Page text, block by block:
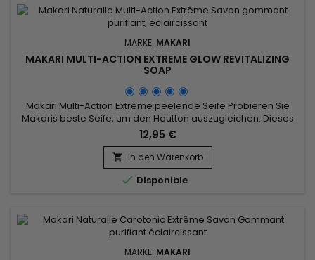
MARKE: MAKARI
MAKARI MULTI-ACTION EXTREME GLOW REVITALIZING
SOAP
Makari Multi-Action Extrême peelende Seife Probieren Sie
Makaris beste Seife, um den Hautton auszugleichen. Dieses
mit Öl angereicherte Feuchtigkeitsriegel mit dreifacher
Wirkung tonisiert und nährt die Haut, während es Unreinheiten
und Ablagerungen entfernt. Reinigt und entgiftet die Haut
Glättet und macht raue, trockene Haut weich Normalisiert
den...
12,95 €
 In den Warenkorb
 Disponible
MARKE: MAKARI